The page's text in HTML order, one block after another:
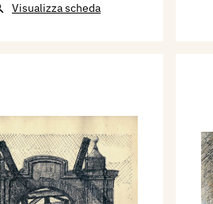
Visualizza scheda